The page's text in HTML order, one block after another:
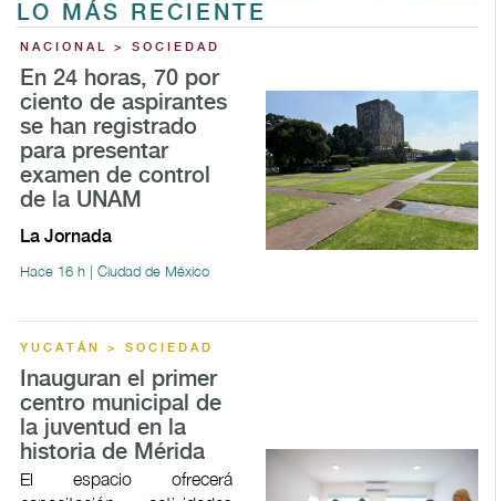
LO MÁS RECIENTE
NACIONAL > SOCIEDAD
En 24 horas, 70 por
ciento de aspirantes
se han registrado
para presentar
examen de control
de la UNAM
La Jornada
Hace 16 h | Ciudad de México
YUCATÁN > SOCIEDAD
Inauguran el primer
centro municipal de
la juventud en la
historia de Mérida
El espacio ofrecerá